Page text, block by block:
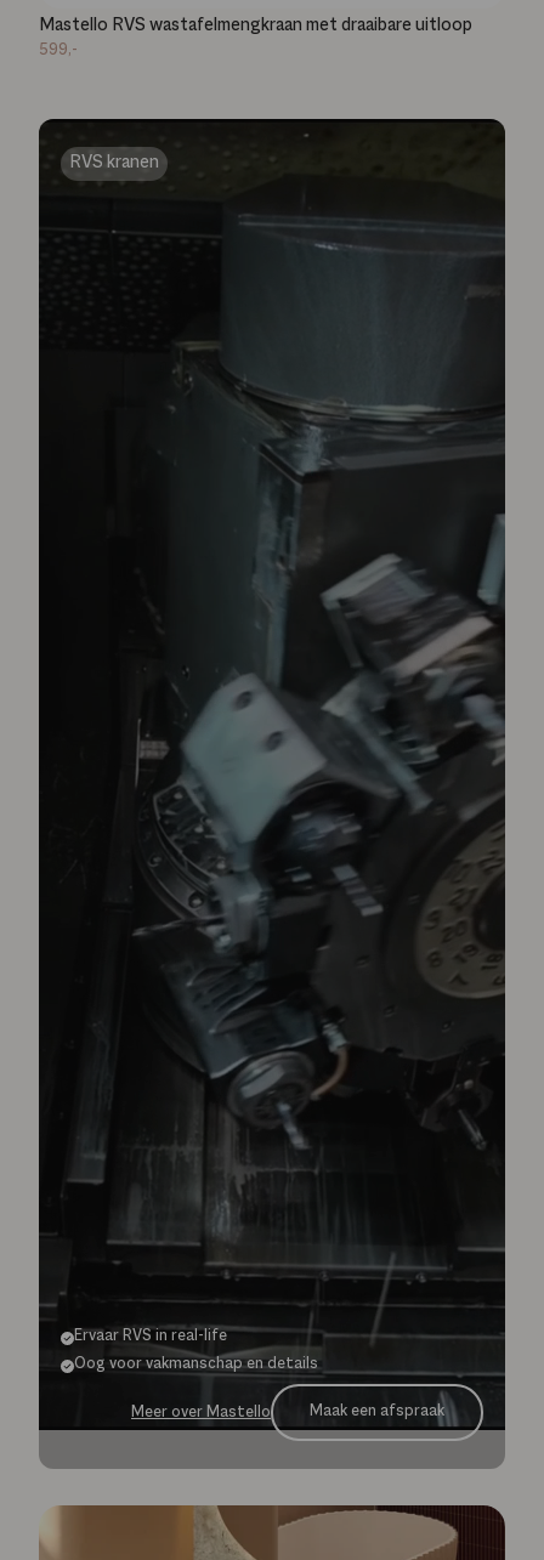
Mastello RVS wastafelmengkraan met draaibare uitloop
599,-
RVS kranen
Ervaar RVS in real-life
Oog voor vakmanschap en details
Meer over Mastello Maak een afspraak